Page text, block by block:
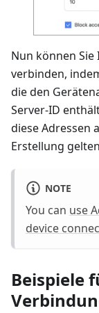
Nun können
verbinden,
die den
Server-ID
diese Adressen
Erstellung
NOTE
You can use
device
Beispiele